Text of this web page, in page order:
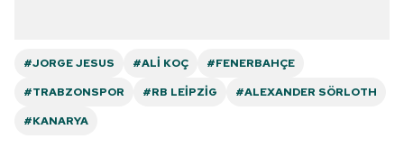
#JORGE JESUS #ALI KOÇ
#FENERBAHÇE
#TRABZONSPOR
#RB LEIPZIG
#ALEXANDER SÖRLOTH
#KANARYA